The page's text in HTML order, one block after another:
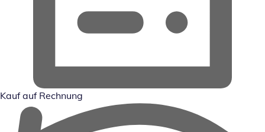
Kauf auf Rechnung